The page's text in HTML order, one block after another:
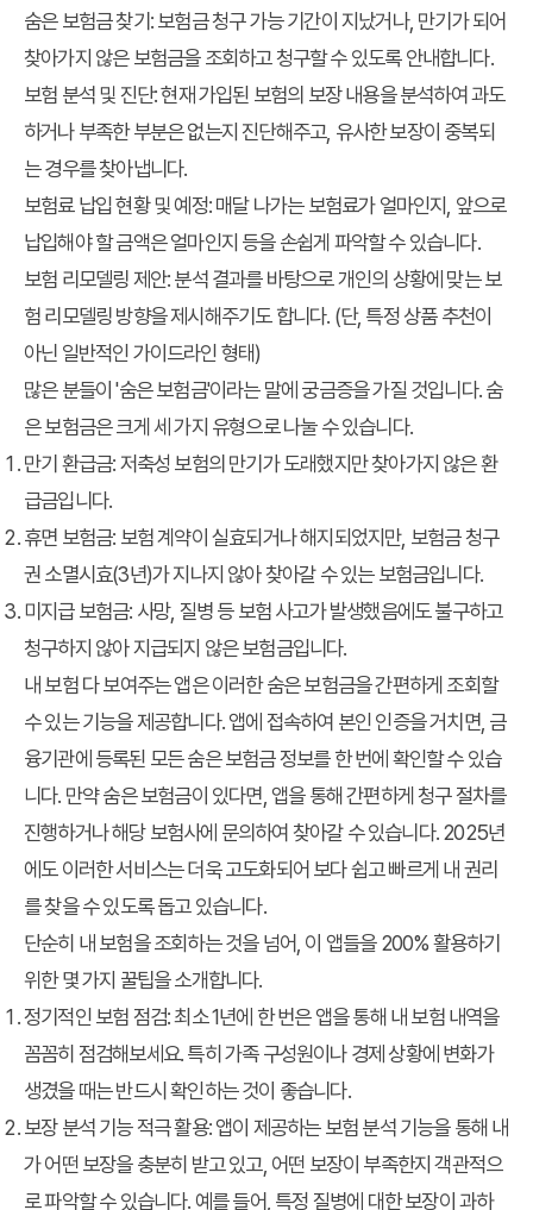
숨은 보험금 찾기: 보험금 청구 가능 기간이 지났거나, 만기가 되어
찾아가지 않은 보험금을 조회하고 청구할 수 있도록 안내합니다.
보험 분석 및 진단: 현재 가입된 보험의 보장 내용을 분석하여 과도
하거나 부족한 부분은 없는지 진단해주고, 유사한 보장이 중복되
는 경우를 찾아냅니다.
보험료 납입 현황 및 예정: 매달 나가는 보험료가 얼마인지, 앞으로
납입해야 할 금액은 얼마인지 등을 손쉽게 파악할 수 있습니다.
보험 리모델링 제안: 분석 결과를 바탕으로 개인의 상황에 맞는 보
험 리모델링 방향을 제시해주기도 합니다. (단, 특정 상품 추천이
아닌 일반적인 가이드라인 형태)
많은 분들이 '숨은 보험금'이라는 말에 궁금증을 가질 것입니다. 숨
은 보험금은 크게 세 가지 유형으로 나눌 수 있습니다.
만기 환급금: 저축성 보험의 만기가 도래했지만 찾아가지 않은 환
급금입니다.
휴면 보험금: 보험 계약이 실효되거나 해지되었지만, 보험금 청구
권 소멸시효(3년)가 지나지 않아 찾아갈 수 있는 보험금입니다.
미지급 보험금: 사망, 질병 등 보험 사고가 발생했음에도 불구하고
청구하지 않아 지급되지 않은 보험금입니다.
내 보험 다 보여주는 앱은 이러한 숨은 보험금을 간편하게 조회할
수 있는 기능을 제공합니다. 앱에 접속하여 본인 인증을 거치면, 금
융기관에 등록된 모든 숨은 보험금 정보를 한 번에 확인할 수 있습
니다. 만약 숨은 보험금이 있다면, 앱을 통해 간편하게 청구 절차를
진행하거나 해당 보험사에 문의하여 찾아갈 수 있습니다. 2025년
에도 이러한 서비스는 더욱 고도화되어 보다 쉽고 빠르게 내 권리
를 찾을 수 있도록 돕고 있습니다.
단순히 내 보험을 조회하는 것을 넘어, 이 앱들을 200% 활용하기
위한 몇 가지 꿀팁을 소개합니다.
정기적인 보험 점검: 최소 1년에 한 번은 앱을 통해 내 보험 내역을
꼼꼼히 점검해보세요. 특히 가족 구성원이나 경제 상황에 변화가
생겼을 때는 반드시 확인하는 것이 좋습니다.
보장 분석 기능 적극 활용: 앱이 제공하는 보험 분석 기능을 통해 내
가 어떤 보장을 충분히 받고 있고, 어떤 보장이 부족한지 객관적으
로 파악할 수 있습니다. 예를 들어, 특정 질병에 대한 보장이 과하